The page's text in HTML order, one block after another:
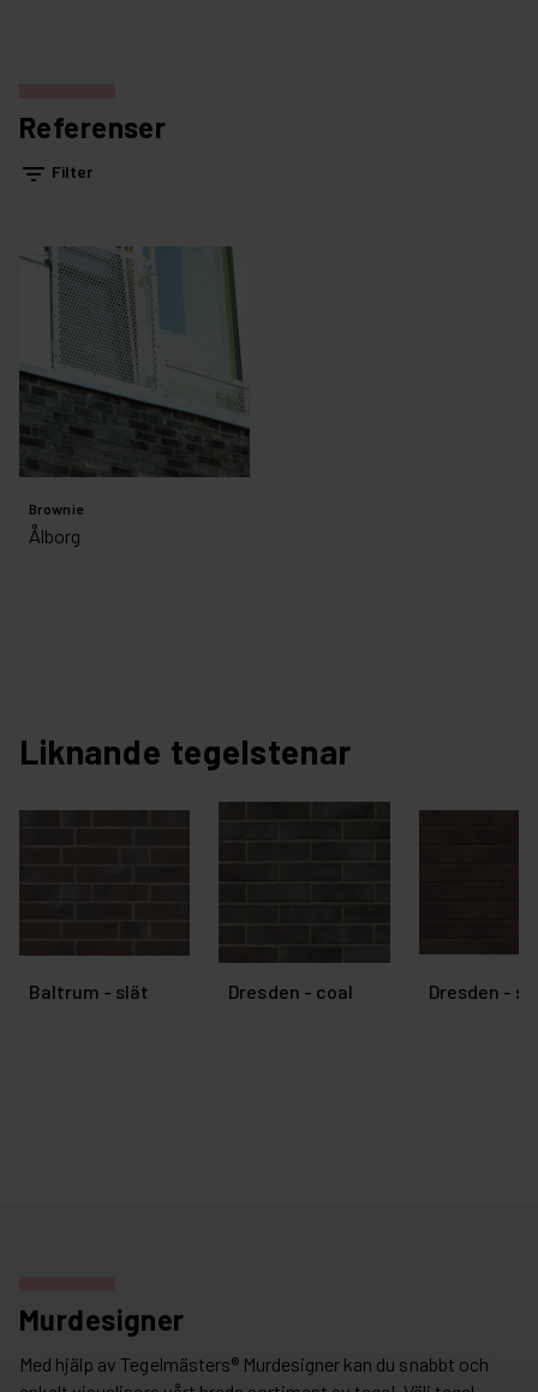
Referenser
filter_list Filter
Brownie
Ålborg
Liknande tegelstenar
Baltrum - slät Dresden - coal Dresden -
Murdesigner
Med hjälp av Tegelmästers® Murdesigner kan du snabbt och